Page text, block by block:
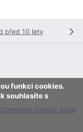
před 10 lety
funkci cookies.
souhlasíte s
Uveďte